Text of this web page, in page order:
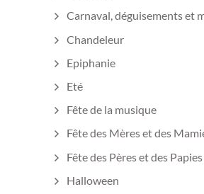
Carnaval, déguisements et
Chandeleur
Epiphanie
Eté
Fête de la musique
Fête des Mères et des
Fête des Pères et des Papies
Halloween